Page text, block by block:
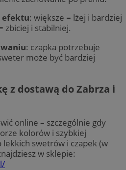
efektu: większe = lżej i bardziej
zbiciej i stabilniej.
: czapka potrzebuje
może być bardziej
z dostawą do Zabrza i
online – szczególnie gdy
kolorów i szybkiej
lekkich swetrów i czapek (w
w sklepie: